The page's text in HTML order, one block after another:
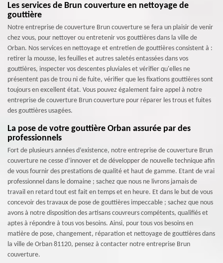
Les services de Brun couverture en nettoyage de
gouttière
Notre entreprise de couverture Brun couverture se fera un plaisir de venir
chez vous, pour nettoyer ou entretenir vos gouttières dans la ville de
Orban. Nos services en nettoyage et entretien de gouttières consistent à :
retirer la mousse, les feuilles et autres saletés entassées dans vos
gouttières, inspecter vos descentes pluviales et vérifier qu'elles ne
présentent pas de trou ni de fuite, vérifier que les fixations gouttières sont
toujours en excellent état. Vous pouvez également faire appel à notre
entreprise de couverture Brun couverture pour réparer les trous et fuites
des gouttières usagées.
La pose de votre gouttière Orban assurée par des
professionnels
Fort de plusieurs années d’existence, notre entreprise de couverture Brun
couverture ne cesse d’innover et de développer de nouvelle technique afin
de vous fournir des prestations de qualité et haut de gamme. Etant de vrai
professionnel dans le domaine ; sachez que nous ne livrons jamais de
travail en retard tout est fait en temps et en heure. Et dans le but de vous
concevoir des travaux de pose de gouttières impeccable ; sachez que nous
avons à notre disposition des artisans couvreurs compétents, qualifiés et
aptes à répondre à tous vos besoins. Ainsi, pour tous vos besoins en
matière de pose, changement, réparation et nettoyage de gouttières dans
la ville de Orban 81120, pensez à contacter notre entreprise Brun
couverture.